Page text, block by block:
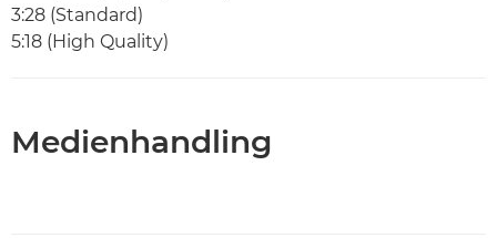
3:28 (Standard)
5:18 (High Quality)
Medienhandling